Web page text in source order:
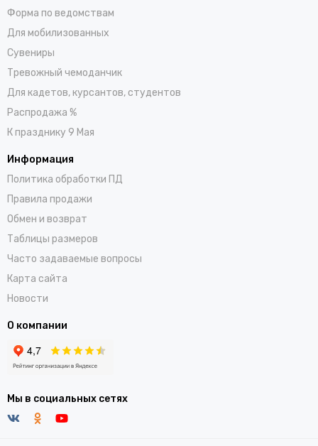
Форма по ведомствам
Для мобилизованных
Сувениры
Тревожный чемоданчик
Для кадетов, курсантов, студентов
Распродажа %
К празднику 9 Мая
Информация
Политика обработки ПД
Правила продажи
Обмен и возврат
Таблицы размеров
Часто задаваемые вопросы
Карта сайта
Новости
О компании
Мы в социальных сетях